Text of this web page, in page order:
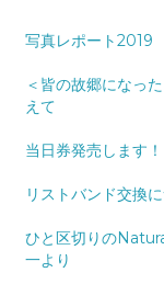
写真レポート2019
＜皆の故郷になっ
えて
当日券発売します！
リストバンド交換
ひと区切りの
一より